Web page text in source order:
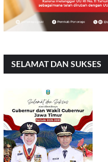
SELAMAT DAN SUKSES